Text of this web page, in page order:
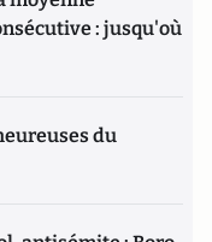
: jusqu'où
du